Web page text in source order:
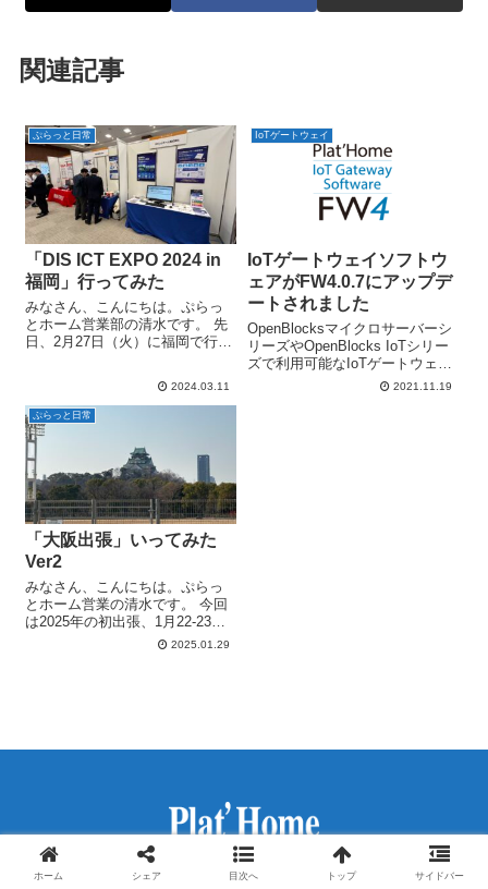
関連記事
ぷらっと日常
「DIS ICT EXPO 2024 in
福岡」行ってみた
みなさん、こんにちは。ぷらっ
とホーム営業部の清水です。 先
日、2月27日（火）に福岡で行わ
して参加してきました。ご来場
いただいた方々、ありがとうご
ざいました。 今...
2024.03.11
IoTゲートウェイ
IoTゲートウェイソフトウ
ェアがFW4.0.7にアップデ
ートされました
OpenBlocksマイクロサーバーシ
リーズやOpenBlocks IoTシリー
ズで利用可能なIoTゲートウェイ
ソフトウェア「FW4」が4.0.7に
2021.11.19
ぷらっと日常
「大阪出張」いってみた
Ver2
みなさん、こんにちは。ぷらっ
とホーム営業の清水です。 今回
は2025年の初出張、1月22-23日
に大阪に訪問した際の模様をレ
2025.01.29
ホーム お問い合わせ
ホーム シェア 目次へ トップ サイドバー